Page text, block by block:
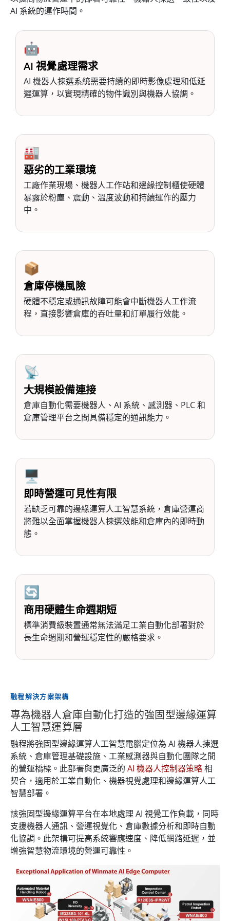
AI 系統的運作時間。
🤖
AI 視覺處理需求
AI 機器人揀選系統需要持續的即時影像處理和低延
遲運算，以實現精確的物件識別與機器人協調。
🏭
惡劣的工業環境
工廠作業現場、機器人工作站和邊緣控制櫃使硬體
暴露於粉塵、震動、溫度波動和持續運作的壓力
中。
📦
倉庫停機風險
硬體不穩定或通訊故障可能會中斷機器人工作流
程，直接影響倉庫的吞吐量和訂單履行效能。
📡
大規模設備連接
倉庫自動化需要機器人、AI 系統、感測器、PLC 和
倉庫管理平台之間具備穩定的通訊能力。
🖥️
即時營運可見性有限
若缺乏可靠的邊緣運算人工智慧系統，倉庫營運商
將難以全面掌握機器人揀選效能和倉庫內的即時動
態。
🔄
商用硬體生命週期短
標準消費級裝置通常無法滿足工業自動化部署對於
長生命週期和營運穩定性的嚴格要求。
融程解決方案架構
專為機器人倉庫自動化打造的強固型邊緣運算
人工智慧運算層
融程將強固型邊緣運算人工智慧電腦定位為 AI 機器人揀選
系統、倉庫管理基礎設施、工業感測器與自動化團隊之間
的營運橋樑。此部署與更廣泛的 AI 機器人控制器策略相
契合，適用於工業自動化、機器視覺處理和邊緣運算人工
智慧部署。
該強固型邊緣運算平台在本地處理 AI 視覺工作負載，同時
支援機器人通訊、營運視覺化、倉庫數據分析和即時自動
化協調。此架構可提高系統響應速度、降低網路延遲，並
增強智慧物流環境的營運可靠性。